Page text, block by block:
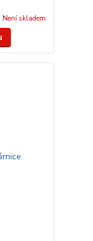
Není skladem